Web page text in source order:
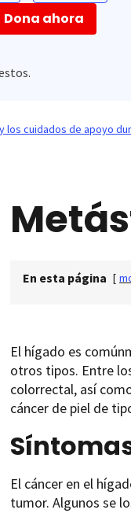
Dona ahora
los cuidados de apoyo
En esta página [
El hígado es
otros tipos. Entre
colorrectal, así
cáncer de piel de
El cáncer en el
tumor. Algunos se